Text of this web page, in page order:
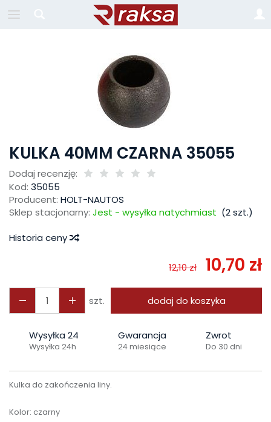
KULKA 40MM CZARNA 35055
Dodaj recenzję:
Kod: 35055
Producent: HOLT-NAUTOS
Sklep stacjonarny: Jest - wysyłka natychmiast (2szt.)
Historia ceny
12,10 zł 10,70 zł
szt. dodaj do koszyka
Wysyłka 24
Wysyłka 24h
Gwarancja
24 miesiące
Zwrot
Do 30 dni
Kulka do zakończenia liny.
Kolor: czarny